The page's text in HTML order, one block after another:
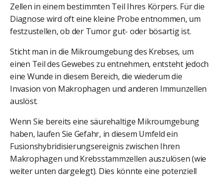
Zellen in einem bestimmten Teil Ihres Körpers. Für die
Diagnose wird oft eine kleine Probe entnommen, um
festzustellen, ob der Tumor gut- oder bösartig ist.
Sticht man in die Mikroumgebung des Krebses, um
einen Teil des Gewebes zu entnehmen, entsteht jedoch
eine Wunde in diesem Bereich, die wiederum die
Invasion von Makrophagen und anderen Immunzellen
auslöst.
Wenn Sie bereits eine säurehaltige Mikroumgebung
haben, laufen Sie Gefahr, in diesem Umfeld ein
Fusionshybridisierungsereignis zwischen Ihren
Makrophagen und Krebsstammzellen auszulösen (wie
weiter unten dargelegt). Dies könnte eine potenziell